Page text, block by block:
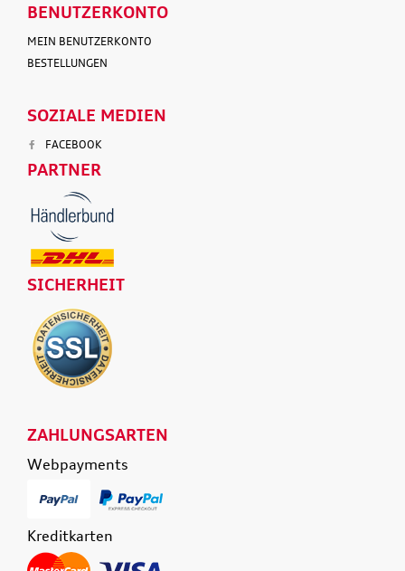
BENUTZERKONTO
MEIN BENUTZERKONTO
BESTELLUNGEN
SOZIALE MEDIEN
FACEBOOK
PARTNER
SICHERHEIT
ZAHLUNGSARTEN
Webpayments
Kreditkarten